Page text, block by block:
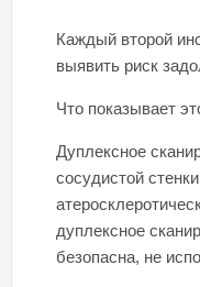
Каждый второй
выявить риск
Что показывает
Дуплексное
сосудистой
дуплексное
безопасна, не